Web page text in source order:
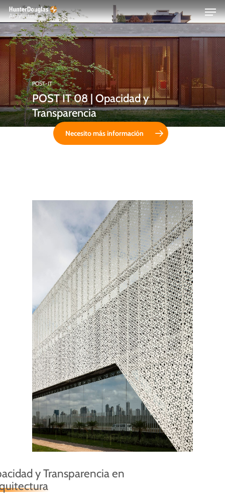
Skip
to
main
content
POST-IT
POST IT 08 | Opacidad y
Transparencia
Necesito más información
y Transparencia en
Menu